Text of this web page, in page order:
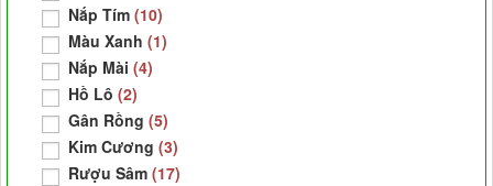
Nắp Tím (10)
Màu Xanh (1)
Nắp Mài (4)
Hồ Lô (2)
Gân Rồng (5)
Kim Cương (3)
Rượu Sâm (17)